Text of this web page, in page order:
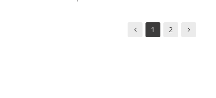
1 2